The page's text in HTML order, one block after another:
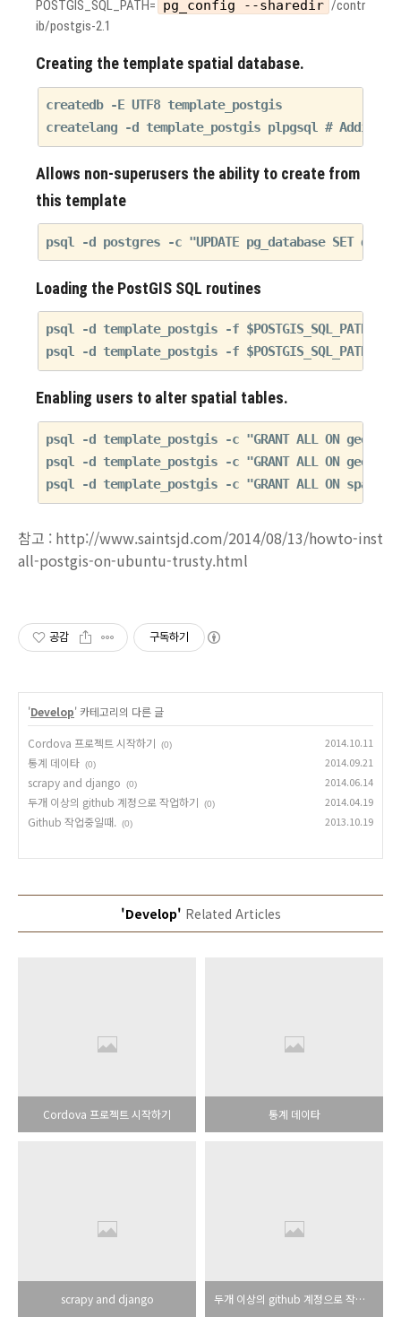
POSTGIS_SQL_PATH= pg_config --sharedir /contr
ib/postgis-2.1
Creating the template spatial database.
createdb -E UTF8 template_postgis
Allows non-superusers the ability to create from
this template
Loading the PostGIS SQL routines
psql -d template_postgis -f $POSTGIS_SQL_PATH/
Enabling users to alter spatial tables.
psql -d template_postgis -c "GRANT ALL ON
psql -d template_postgis -c "GRANT ALL ON
참고 : http://www.saintsjd.com/2014/08/13/howto-inst
all-postgis-on-ubuntu-trusty.html
공감 구독하기
'Develop' 카테고리의 다른 글
Cordova 프로젝트 시작하기 (0) 2014.10.11
통계 데이타 (0) 2014.09.21
scrapy and django (0) 2014.06.14
두개 이상의 github 계정으로 작업하기 (0) 2014.04.19
Github 작업중일때. (0) 2013.10.19
'Develop' Related Articles
Cordova 프로젝트 시작하기 통계 데이타
scrapy and django 두개 이상의 github 계정으로 작업하기